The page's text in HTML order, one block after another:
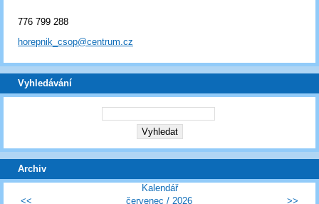
776 799 288
horepnik_csop@centrum.cz
Vyhledávání
Archiv
Kalendář
<<
červenec / 2026 >>